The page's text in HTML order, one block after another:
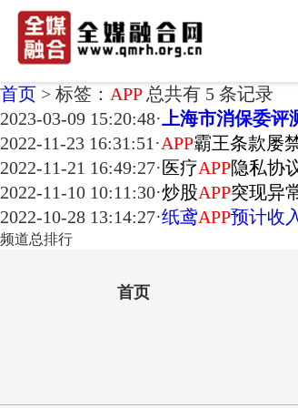
首页 > 标签： APP总共有 5 条记录
2023-03-09 15:20:48·上海市消保委评
2022-11-23 16:31:51 ·APP霸王条款屡
2022-11-21 16:49:27· 医疗APP隐私协
2022-11-10 10:11:30·炒股APP突现异
2022-10-28 13:14:27·纸鸢APP预计收
频道总排行
首页